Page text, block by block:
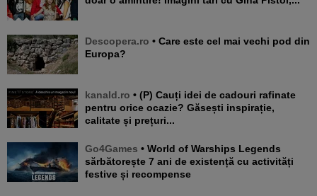
Descopera.ro • Care este cel mai vechi pod din
Europa?
kanald.ro • (P) Cauți idei de cadouri rafinate
pentru orice ocazie? Găsești inspirație,
calitate și prețuri...
Go4Games • World of Warships Legends
sărbătorește 7 ani de existență cu activități
festive și recompense